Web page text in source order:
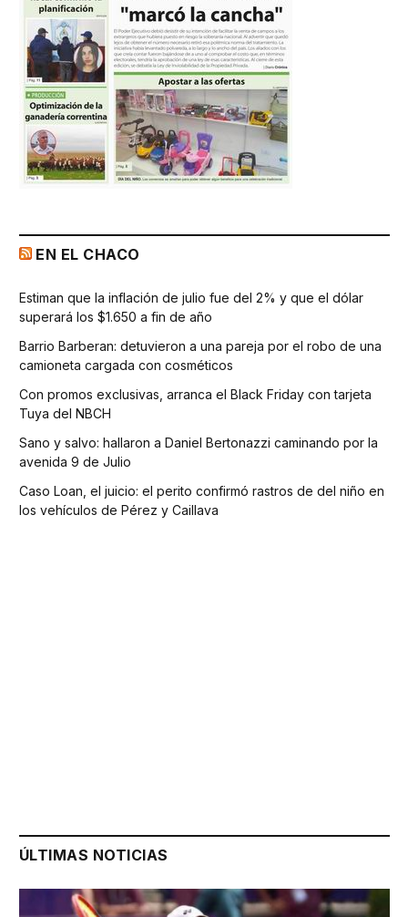
EN EL CHACO
Estiman que la inflación de julio fue del 2% y que el dólar
superará los $1.650 a fin de año
Barrio Barberan: detuvieron a una pareja por el robo de una
camioneta cargada con cosméticos
Con promos exclusivas, arranca el Black Friday con tarjeta
Tuya del NBCH
Sano y salvo: hallaron a Daniel Bertonazzi caminando por la
avenida 9 de Julio
Caso Loan, el juicio: el perito confirmó rastros de del niño en
los vehículos de Pérez y Caillava
ÚLTIMAS NOTICIAS